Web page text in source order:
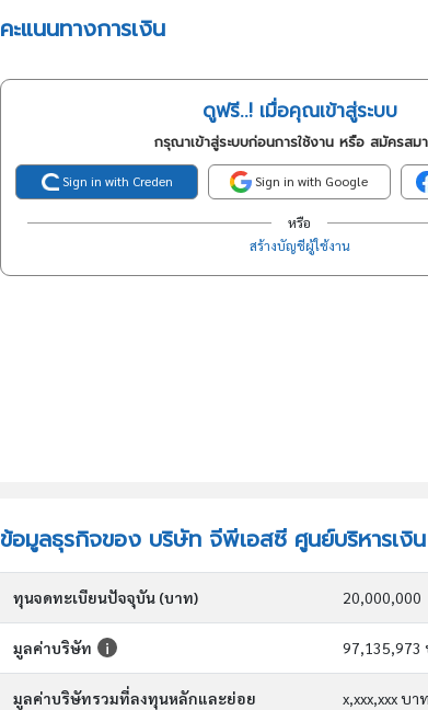
คะแนนทางการเงิน
ดูฟรี..! เมื่อคุณเข้าสู่ระบบ
กรุณาเข้าสู่ระบบก่อนการใช้งาน หรือ สมัครสม
Sign in with Creden Sign in with Google
หรือ
สร้างบัญชีผู้ใช้งาน
ข้อมูลธุรกิจของ บริษัท จีพีเอสซี ศูนย์บริหารเงิ
ทุนจดทะเบียนปัจจุบัน (บาท) 20,000,000
มูลค่าบริษัท 97,135,973
มูลค่าบริษัทรวมที่ลงทุนหลักและย่อย x,xxx,xxx บาท